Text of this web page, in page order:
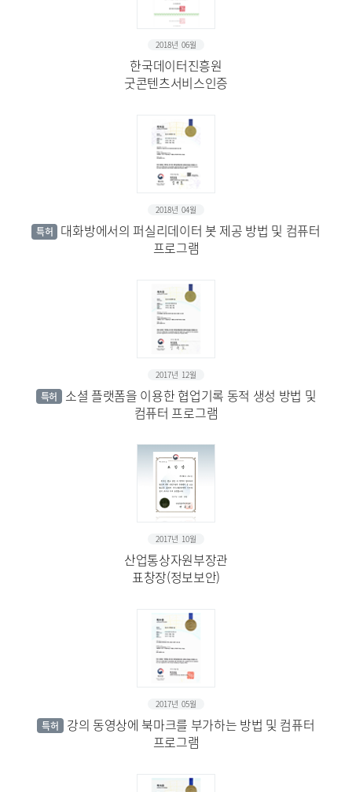
2018년 06월
한국데이터진흥원
굿콘텐츠서비스인증
2018년 04월
특허
대화방에서의 퍼실리데이터 봇 제공 방법 및 컴퓨터
프로그램
2017년 12월
특허
소셜 플랫폼을 이용한 협업기록 동적 생성 방법 및
컴퓨터 프로그램
2017년 10월
산업통상자원부장관
표창장(정보보안)
2017년 05월
특허
강의 동영상에 북마크를 부가하는 방법 및 컴퓨터
프로그램